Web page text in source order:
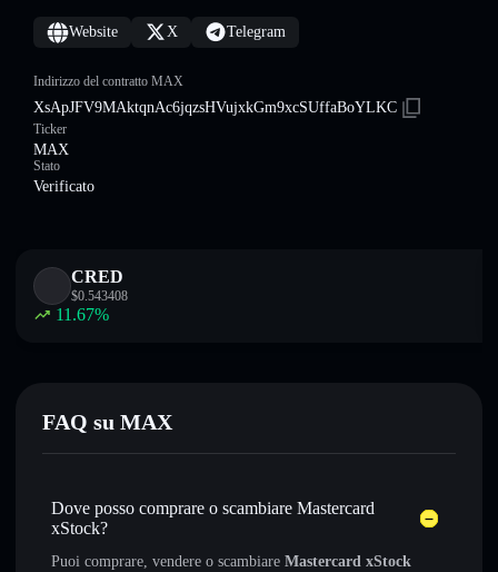
Website X Telegram
Indirizzo del contratto MAX
XsApJFV9MAktqnAc6jqzsHVujxkGm9xcSUffaBoYLKC
Ticker
MAX
Stato
Verificato
CRED
$0.543408
11.67%
FAQ su MAX
Dove posso comprare o scambiare Mastercard
xStock?
Puoi comprare, vendere o scambiare Mastercard xStock